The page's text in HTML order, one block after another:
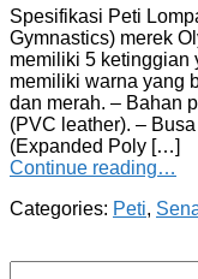
Spesifikasi Peti
Gymnastics) merek
memiliki 5 ketinggian
memiliki warna yang
dan merah. – Bahan
(PVC leather). –
(Expanded Poly […]
Continue reading…
Categories: Peti,